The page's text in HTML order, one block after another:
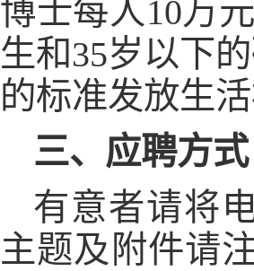
博士每人10万
生和35岁以下
的标准发放生活
三、应聘方式
有意者请将
主题及附件请